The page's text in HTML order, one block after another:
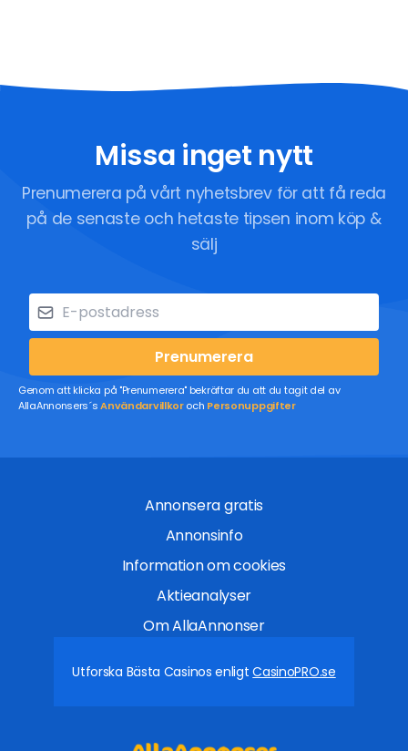
Missa inget nytt
Prenumerera på vårt nyhetsbrev för att få reda
på de senaste och hetaste tipsen inom köp &
sälj
Prenumerera
Genom att klicka på "Prenumerera" bekräftar du att du tagit del av
AllaAnnonsers´sAnvändarvillkoroch Personuppgifter
Annonsera gratis
Annonsinfo
Information om cookies
Aktieanalyser
Om AllaAnnonser
Utforska Bästa Casinos enligtCasinoPRO.se